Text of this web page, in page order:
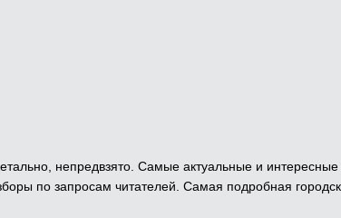
непредвзято. Самые актуальные и
по запросам читателей. Самая подробная